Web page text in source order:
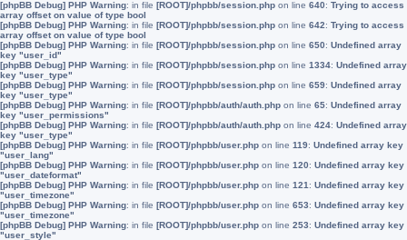
[phpBB Debug] PHP Warning: in file [ROOT]/phpbb/session.php on line 640: Trying to access
array offset on value of type bool
[phpBB Debug] PHP Warning: in file [ROOT]/phpbb/session.php on line 642: Trying to access
array offset on value of type bool
[phpBB Debug] PHP Warning: in file [ROOT]/phpbb/session.php on line 650: Undefined array
key "user_id"
[phpBB Debug] PHP Warning: in file [ROOT]/phpbb/session.php on line 1334: Undefined array
key "user_type"
[phpBB Debug] PHP Warning: in file [ROOT]/phpbb/session.php on line 659: Undefined array
key "user_type"
[phpBB Debug] PHP Warning: in file [ROOT]/phpbb/auth/auth.php on line 65: Undefined array
key "user_permissions"
[phpBB Debug] PHP Warning: in file [ROOT]/phpbb/auth/auth.php on line 424: Undefined array
key "user_type"
[phpBB Debug] PHP Warning: in file [ROOT]/phpbb/user.php on line 119: Undefined array key
"user_lang"
[phpBB Debug] PHP Warning: in file [ROOT]/phpbb/user.php on line 120: Undefined array key
"user_dateformat"
[phpBB Debug] PHP Warning: in file [ROOT]/phpbb/user.php on line 121 : Undefined array key
"user_timezone"
[phpBB Debug] PHP Warning: in file [ROOT]/phpbb/user.php on line 653: Undefined array key
"user_timezone"
[phpBB Debug] PHP Warning: in file [ROOT]/phpbb/user.php on line 253: Undefined array key
"user_style"